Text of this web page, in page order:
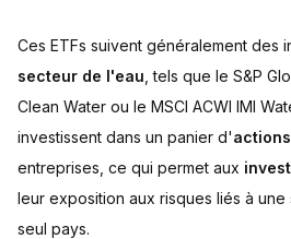
Ces ETFs suivent généralement des
secteur de l'eau , tels que le S&P
Clean Water ou le MSCI ACWI IMI
investissent dans un panier d'actions
entreprises, ce qui permet aux
leur exposition aux risques liés à
seul pays.